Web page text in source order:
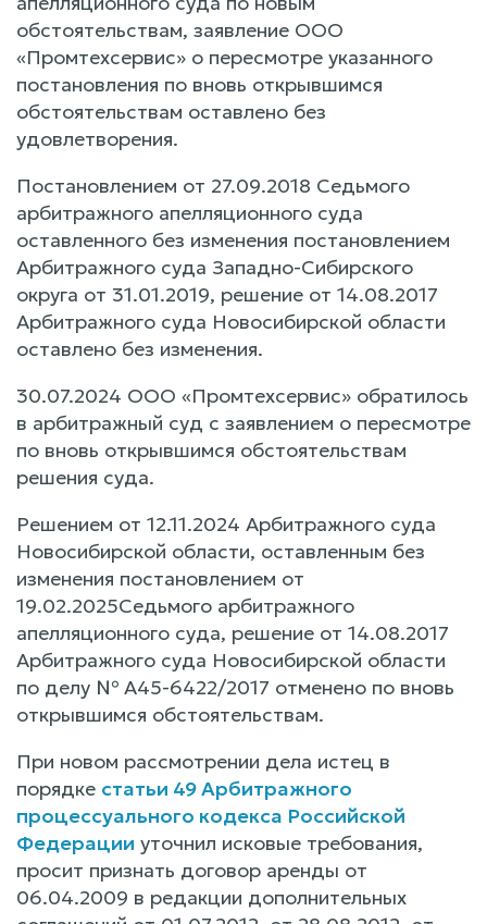
обстоятельствам, заявление ООО
«Промтехсервис» о пересмотре указанного
постановления по вновь открывшимся
обстоятельствам оставлено без
удовлетворения.
Постановлением от 27.09.2018 Седьмого
арбитражного апелляционного суда
оставленного без изменения постановлением
Арбитражного суда Западно-Сибирского
округа от 31.01.2019, решение от 14.08.2017
Арбитражного суда Новосибирской области
оставлено без изменения.
30.07.2024 ООО «Промтехсервис» обратилось
в арбитражный суд с заявлением о пересмотре
по вновь открывшимся обстоятельствам
решения суда.
Решением от 12.11.2024 Арбитражного суда
Новосибирской области, оставленным без
изменения постановлением от
19.02.2025Седьмого арбитражного
апелляционного суда, решение от 14.08.2017
Арбитражного суда Новосибирской области
по делу № А45-6422/2017 отменено по вновь
открывшимся обстоятельствам.
При новом рассмотрении дела истец в
порядке статьи 49 Арбитражного
процессуального кодекса Российской
Федерации уточнил исковые требования,
просит признать договор аренды от
06.04.2009 в редакции дополнительных